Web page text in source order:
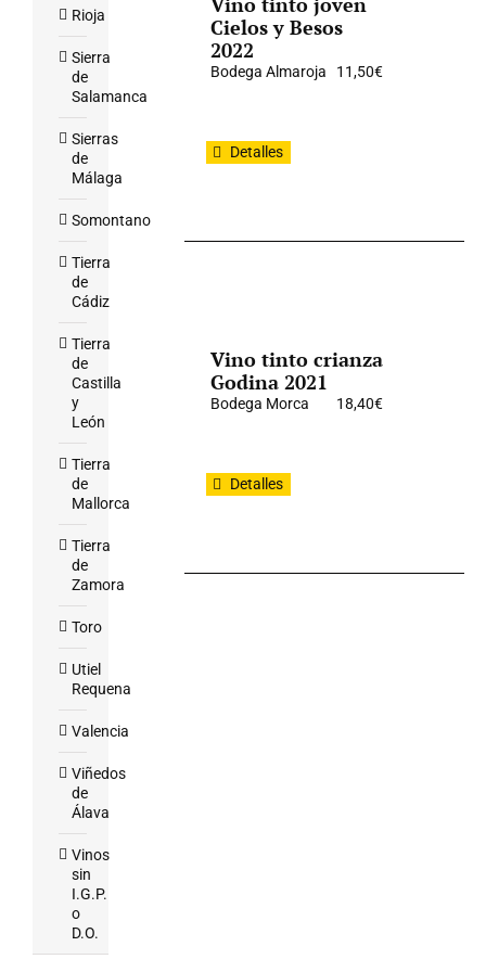
Cielos y Besos
2022
Bodega Almaroja 11,50€
Detalles
Vino tinto crianza
Godina 2021
Bodega Morca 18,40€
Detalles
Rioja
Sierra
de
Salamanca
Sierras
de
Málaga
Somontano
Tierra
de
Cádiz
Tierra
de
Castilla
y
León
Tierra
de
Mallorca
Tierra
de
Zamora
Toro
Utiel
Requena
Valencia
Viñedos
de
Álava
Vinos
sin
I.G.P.
o
D.O.